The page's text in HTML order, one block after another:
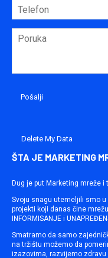
Delete My Data
ŠTA JE MARKETING
Dug je put Marketing mreže i
Svoju snagu utemeljili smo
projekti koji danas čine mrežu
INFORMISANJE i
Smatramo da samo
na tržištu možemo da
izazovima, razvijemo